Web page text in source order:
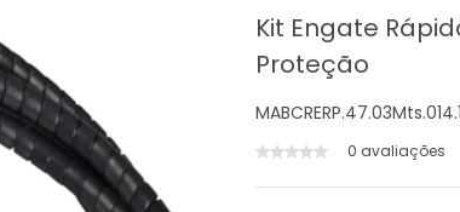
Kit Engate
Proteção
0 avaliações